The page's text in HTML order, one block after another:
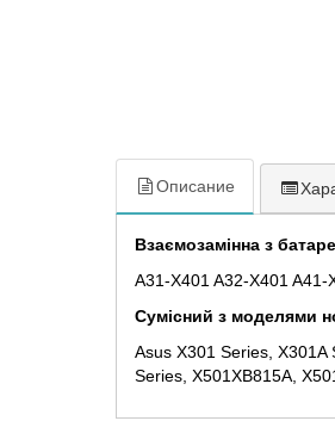
Описание
Взаємозамінна з
A31-X401 A32-X401 A41-
Сумісний з моделями
Asus X301 Series, X301A
Series, X501XB815A,